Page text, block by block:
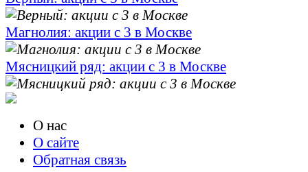
Магнолия: акции с 3 в Москве
Мясницкий ряд: акции с 3 в Москве
О нас
О сайте
Обратная связь